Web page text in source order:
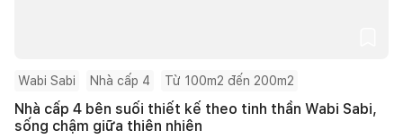
Wabi Sabi Nhà cấp 4 Từ 100m2 đến 200m2
Nhà cấp 4 bên suối thiết kế theo tinh thần Wabi Sabi,
sống chậm giữa thiên nhiên